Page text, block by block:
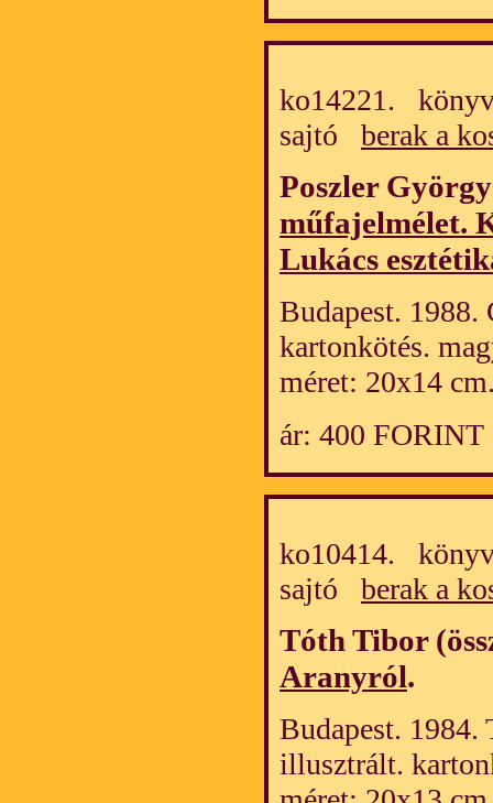
ko14221.
sajtó berak a
Poszler
műfajelmélet.
Lukács
Budapest. 1988.
kartonkötés.
méret: 20x14
ár: 400 FORINT
ko10414.
sajtó berak a
Tóth Tibor
Aranyról.
Budapest. 1984.
illusztrált.